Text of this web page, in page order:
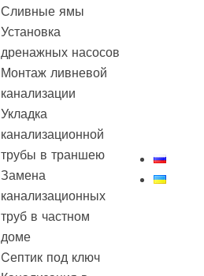
Сливные ямы
Установка
дренажных насосов
Монтаж ливневой
канализации
Укладка
канализационной
трубы в траншею
Замена
канализационных
труб в частном
доме
Cептик под ключ